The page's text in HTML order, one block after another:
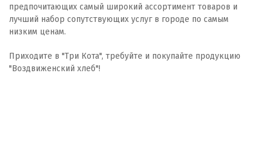
предпочитающих самый широкий ассортимент товаров и
лучший набор сопутствующих услуг в городе по самым
низким ценам.
Приходите в "Три Кота", требуйте и покупайте продукцию
"Воздвиженский хлеб"!